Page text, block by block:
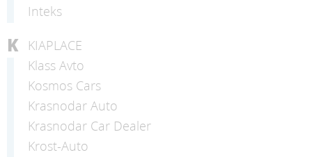
Inteks
K
KIAPLACE
Klass Avto
Kosmos Cars
Krasnodar Auto
Krasnodar Car Dealer
Krost-Auto